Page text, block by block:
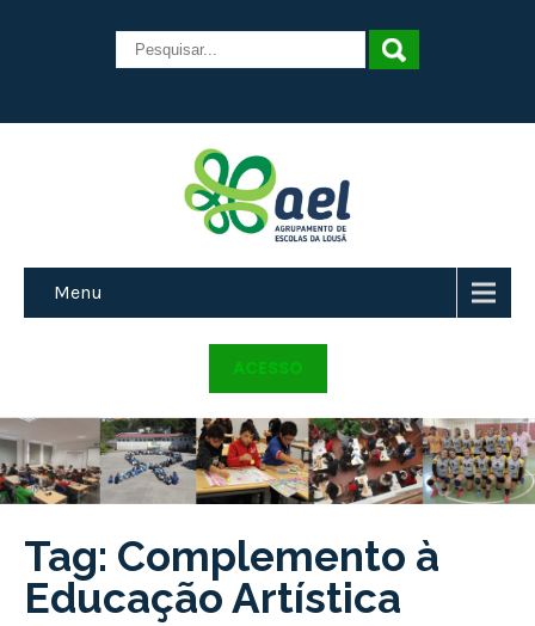
Menu
ACESSO
Tag: Complemento à
Educação Artística